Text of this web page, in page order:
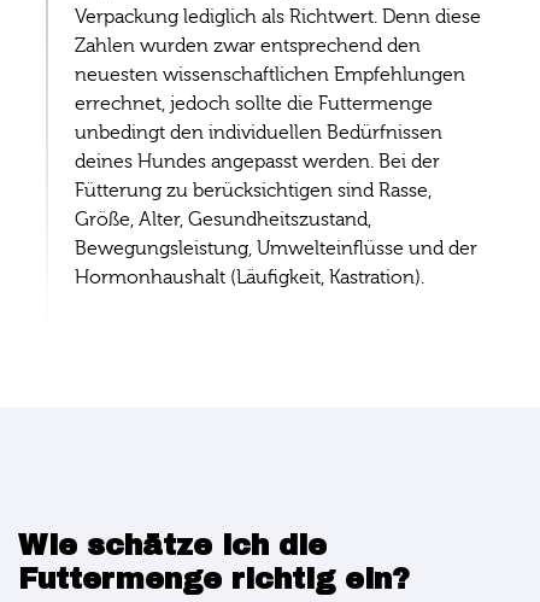
Verpackung lediglich als Richtwert. Denn diese
Zahlen wurden zwar entsprechend den
neuesten wissenschaftlichen Empfehlungen
errechnet, jedoch sollte die Futtermenge
unbedingt den individuellen Bedürfnissen
deines Hundes angepasst werden. Bei der
Fütterung zu berücksichtigen sind Rasse,
Größe, Alter, Gesundheitszustand,
Bewegungsleistung, Umwelteinflüsse und der
Hormonhaushalt (Läufigkeit, Kastration).
Wie schätze ich die
Futtermenge richtig ein?